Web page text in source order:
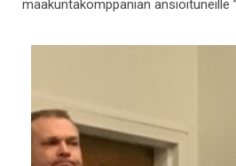
maakuntakomppanian ansioituneille ”